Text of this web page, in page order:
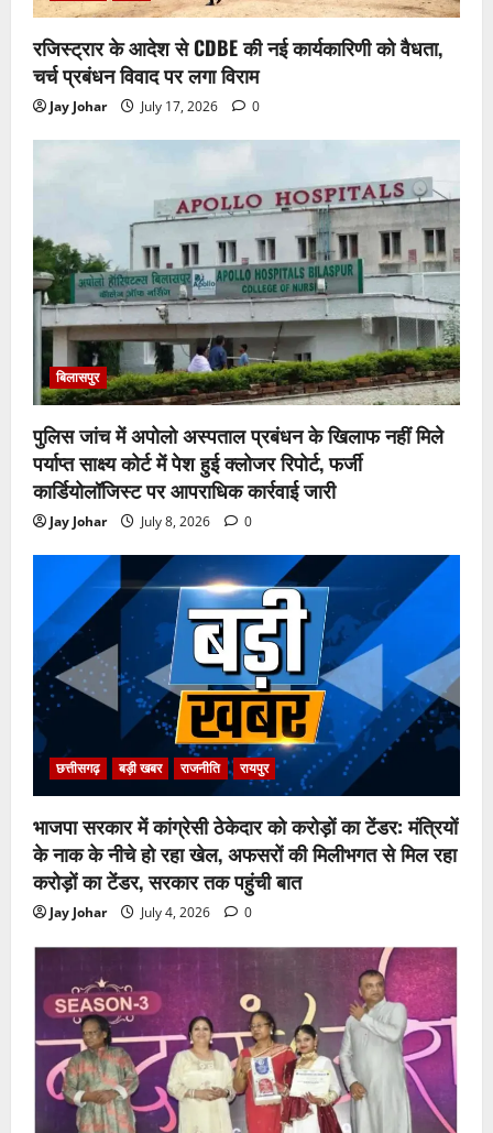
रजिस्ट्रार के आदेश से CDBE की नई कार्यकारिणी को वैधता,
चर्च प्रबंधन विवाद पर लगा विराम
Jay Johar July 17, 2026 0
बिलासपुर
पुलिस जांच में अपोलो अस्पताल प्रबंधन के खिलाफ नहीं मिले
पर्याप्त साक्ष्य कोर्ट में पेश हुई क्लोजर रिपोर्ट, फर्जी
कार्डियोलॉजिस्ट पर आपराधिक कार्रवाई जारी
Jay Johar July 8, 2026 0
छत्तीसगढ़ बड़ी खबर राजनीति रायपुर
भाजपा सरकार में कांग्रेसी ठेकेदार को करोड़ों का टेंडर: मंत्रियों
के नाक के नीचे हो रहा खेल, अफसरों की मिलीभगत से मिल रहा
करोड़ों का टेंडर, सरकार तक पहुंची बात
Jay Johar July 4, 2026 0